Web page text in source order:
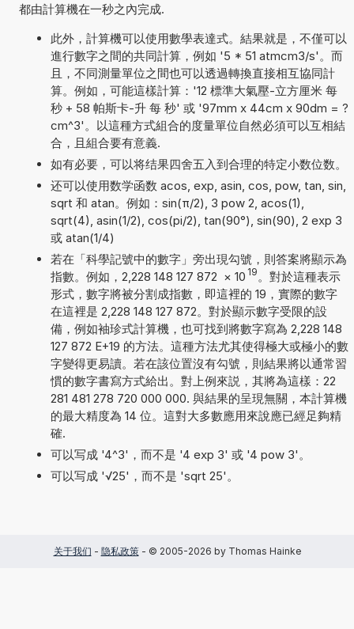
都由計算機在一秒之內完成.
此外，計算機可以使用數學表達式。結果就是，不僅可以
進行數字之間的共同計算，例如 '5 * 51 atmcm3/s'。而
且，不同測量單位之間也可以透過轉換直接相互協同計
算。例如，可能這樣計算：'12 標準大氣壓-立方厘米 每
秒 + 58 帕斯卡-升 每 秒' 或 '97mm x 44cm x 90dm = ?
cm^3'。以這種方式組合的度量單位自然必須可以互相結
合，且組合要有意義.
如有必要，可以将结果四舍五入到合理的特定小数位数。
还可以使用数学函数 acos, exp, asin, cos, pow, tan, sin,
sqrt 和 atan。例如：sin(π/2), 3 pow 2, acos(1),
sqrt(4), asin(1/2), cos(pi/2), tan(90°), sin(90), 2 exp 3
或 atan(1/4)
若在「科學記號中的數字」旁出現勾號，則答案將顯示為
指數。例如，2,228 148 127 872 × 10 19 。對於這種表示
形式，數字將被分割成指數，即這裡的 19，實際的數字
在這裡是 2,228 148 127 872。對於顯示數字受限的設
備，例如袖珍式計算機，也可找到將數字寫為 2,228 148
127 872 E+19 的方法。這種方法尤其使得極大或極小的數
字變得更易讀。若在該位置沒有勾號，則結果將以通常習
慣的數字書寫方式給出。對上例來説，其將為這樣：22
281 481 278 720 000 000. 與結果的呈現無關，本計算機
的最大精度為 14 位。這對大多數應用來說應已經足夠精
確.
可以写成 '4^3'，而不是 '4 exp 3' 或 '4 pow 3'。
可以写成 '√25'，而不是 'sqrt 25'。
关于我们 - 隐私政策- © 2005-2026 by Thomas Hainke